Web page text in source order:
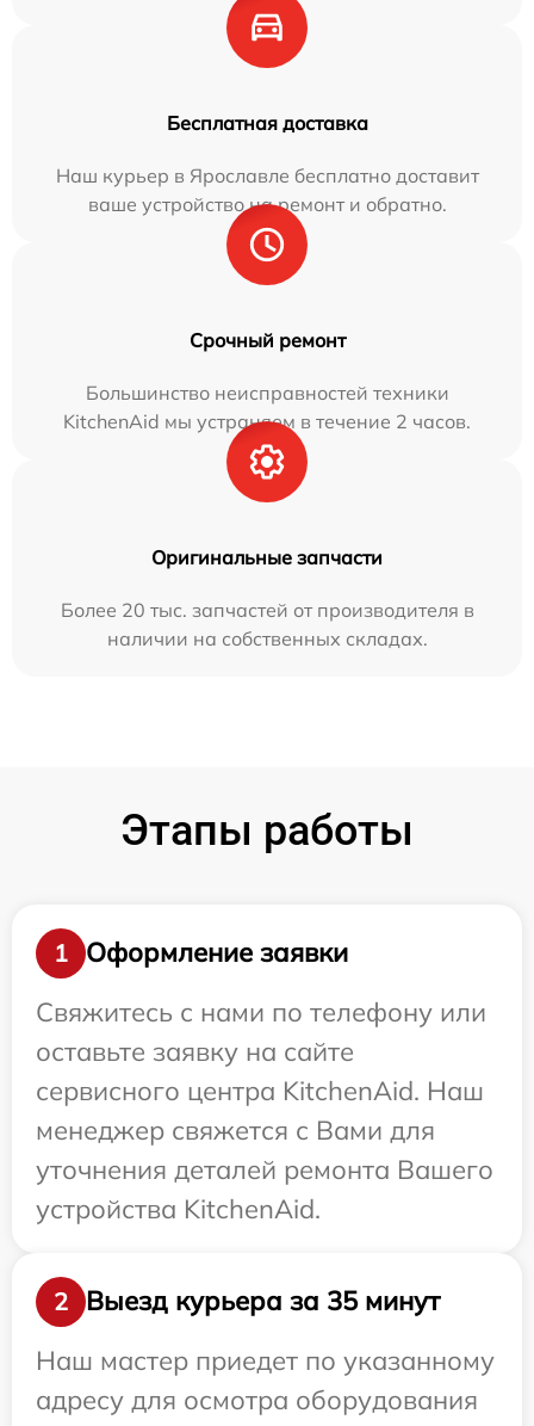
Бесплатная доставка
Наш курьер в Ярославле бесплатно доставит
ваше устройство на ремонт и обратно.
Срочный ремонт
Большинство неисправностей техники
KitchenAid мы устраняем в течение 2 часов.
Оригинальные запчасти
Более 20 тыс. запчастей от производителя в
наличии на собственных складах.
Этапы работы
1
Оформление заявки
Свяжитесь с нами по телефону или
оставьте заявку на сайте
сервисного центра KitchenAid. Наш
менеджер свяжется с Вами для
уточнения деталей ремонта Вашего
устройства KitchenAid.
2
Выезд курьера за 35 минут
Наш мастер приедет по указанному
адресу для осмотра оборудования